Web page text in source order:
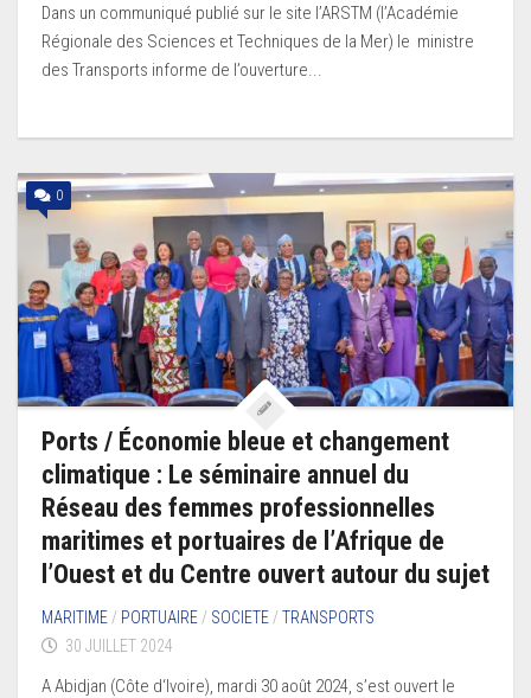
Dans un communiqué publié sur le site l’ARSTM (l’Académie
Régionale des Sciences et Techniques de la Mer) le ministre
des Transports informe de l’ouverture...
0
Ports / Économie bleue et changement
climatique : Le séminaire annuel du
Réseau des femmes professionnelles
maritimes et portuaires de l’Afrique de
l’Ouest et du Centre ouvert autour du sujet
MARITIME / PORTUAIRE / SOCIETE /TRANSPORTS
30 JUILLET 2024
A Abidjan (Côte d‘Ivoire), mardi 30 août 2024, s’est ouvert le